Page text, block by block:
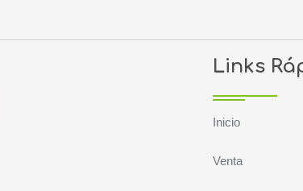
Links
Inicio
Venta